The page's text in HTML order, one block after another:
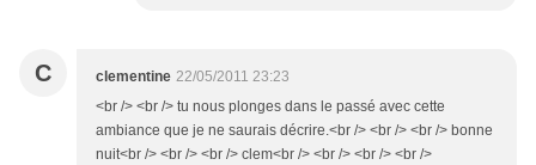
C clementine 22/05/2011 23:23
<br /> <br /> tu nous plonges dans le passé avec cette
ambiance que je ne saurais décrire.<br /> <br /> <br /> bonne
nuit<br /> <br /> <br /> clem<br /> <br /> <br /> <br />